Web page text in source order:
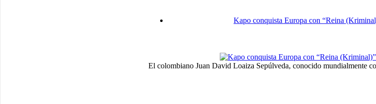
Kapo conquista Europa con “Reina
El colombiano Juan David Loaiza Sepúlveda, conocido mundialmente